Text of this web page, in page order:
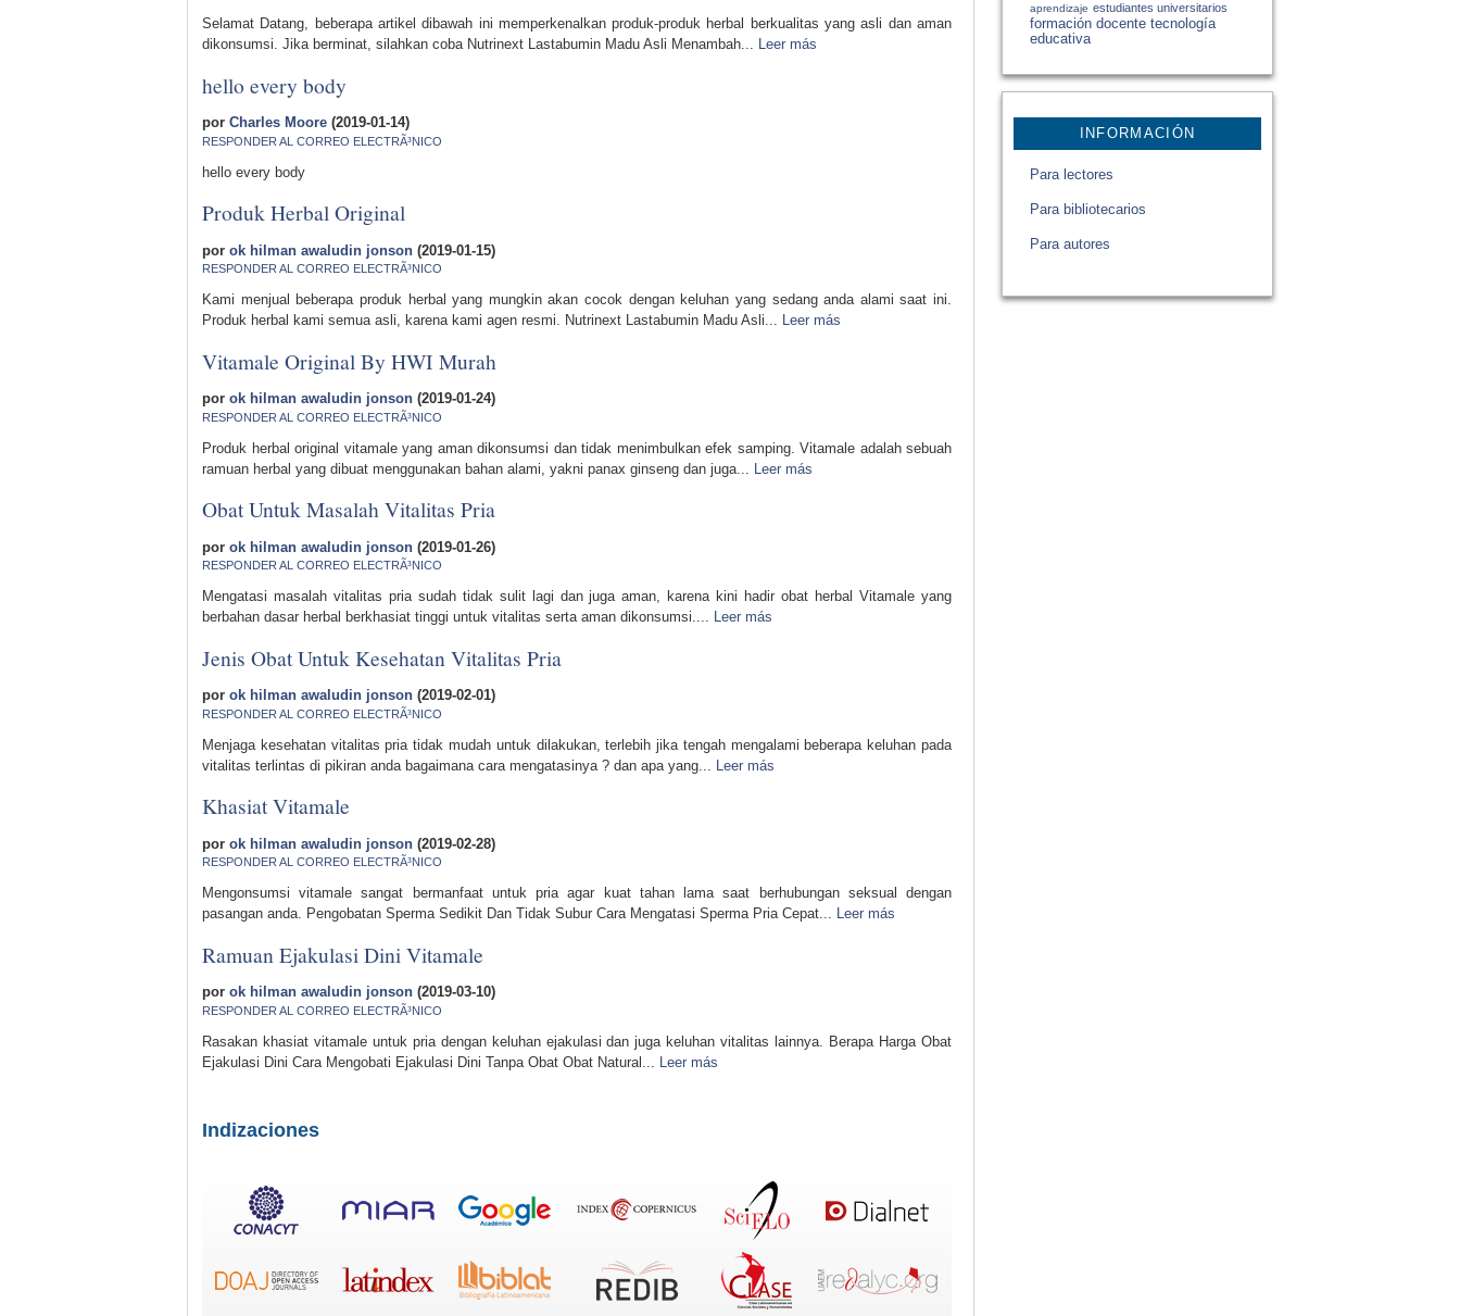
aprendizaje estudiantes universitarios
formación docente tecnología
educativa
INFORMACIÓN
Para lectores
Para bibliotecarios
Para autores
Selamat Datang, beberapa artikel dibawah ini memperkenalkan produk-produk herbal berkualitas yang asli dan aman
dikonsumsi. Jika berminat, silahkan coba Nutrinext Lastabumin Madu Asli Menambah... Leer más
hello every body
por Charles Moore (2019-01-14)
RESPONDER AL CORREO ELECTRÃ³NICO
hello every body
Produk Herbal Original
por ok hilman awaludin jonson (2019-01-15)
RESPONDER AL CORREO ELECTRÃ³NICO
Kami menjual beberapa produk herbal yang mungkin akan cocok dengan keluhan yang sedang anda alami saat ini.
Produk herbal kami semua asli, karena kami agen resmi. Nutrinext Lastabumin Madu Asli... Leer más
Vitamale Original By HWI Murah
por ok hilman awaludin jonson (2019-01-24)
RESPONDER AL CORREO ELECTRÃ³NICO
Produk herbal original vitamale yang aman dikonsumsi dan tidak menimbulkan efek samping. Vitamale adalah sebuah
ramuan herbal yang dibuat menggunakan bahan alami, yakni panax ginseng dan juga... Leer más
Obat Untuk Masalah Vitalitas Pria
por ok hilman awaludin jonson (2019-01-26)
RESPONDER AL CORREO ELECTRÃ³NICO
Mengatasi masalah vitalitas pria sudah tidak sulit lagi dan juga aman, karena kini hadir obat herbal Vitamale yang
berbahan dasar herbal berkhasiat tinggi untuk vitalitas serta aman dikonsumsi.... Leer más
Jenis Obat Untuk Kesehatan Vitalitas Pria
por ok hilman awaludin jonson (2019-02-01)
RESPONDER AL CORREO ELECTRÃ³NICO
Menjaga kesehatan vitalitas pria tidak mudah untuk dilakukan, terlebih jika tengah mengalami beberapa keluhan pada
vitalitas terlintas di pikiran anda bagaimana cara mengatasinya ? dan apa yang... Leer más
Khasiat Vitamale
por ok hilman awaludin jonson (2019-02-28)
RESPONDER AL CORREO ELECTRÃ³NICO
Mengonsumsi vitamale sangat bermanfaat untuk pria agar kuat tahan lama saat berhubungan seksual dengan
pasangan anda. Pengobatan Sperma Sedikit Dan Tidak Subur Cara Mengatasi Sperma Pria Cepat... Leer más
Ramuan Ejakulasi Dini Vitamale
por ok hilman awaludin jonson (2019-03-10)
RESPONDER AL CORREO ELECTRÃ³NICO
Rasakan khasiat vitamale untuk pria dengan keluhan ejakulasi dan juga keluhan vitalitas lainnya. Berapa Harga Obat
Ejakulasi Dini Cara Mengobati Ejakulasi Dini Tanpa Obat Obat Natural... Leer más
Indizaciones